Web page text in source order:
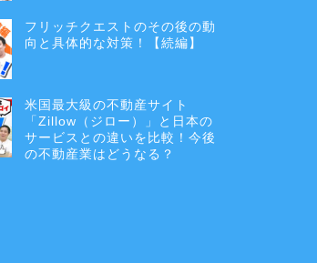
フリッチクエストのその後の動
向と具体的な対策！【続編】
米国最大級の不動産サイト
「Zillow（ジロー）」と日本の
サービスとの違いを比較！今後
の不動産業はどうなる？